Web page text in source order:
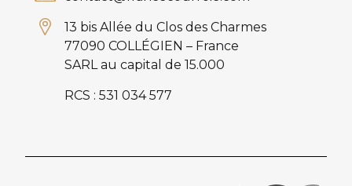
13 bis Allée du Clos des Charmes
77090 COLLÉGIEN – France
SARL au capital de 15.000
RCS : 531 034 577